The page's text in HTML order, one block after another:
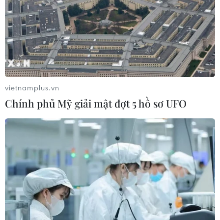
Syria: Nổ xe buýt gần thủ đô
Damascus khiến 2 người chết và 13
người bị thương
07/08/2026 00:50
Xem thêm
CƠ QUAN CHỦ QUẢN: THÔNG TẤN XÃ VIỆT NAM
Tổng Biên tập: TRẦN TIẾN DUẨN
vietnamplus.vn
Chính phủ Mỹ giải mật đợt 5 hồ sơ UFO